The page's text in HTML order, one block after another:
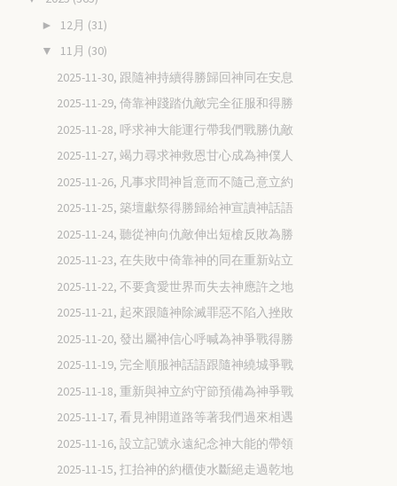
► 12月 (31)
▼ 11月 (30)
2025-11-30, 跟隨神持續得勝歸回神同在安息
2025-11-29, 倚靠神踐踏仇敵完全征服和得勝
2025-11-28, 呼求神大能運行帶我們戰勝仇敵
2025-11-27, 竭力尋求神救恩甘心成為神僕人
2025-11-26, 凡事求問神旨意而不隨己意立約
2025-11-25, 築壇獻祭得勝歸給神宣讀神話語
2025-11-24, 聽從神向仇敵伸出短槍反敗為勝
2025-11-23, 在失敗中倚靠神的同在重新站立
2025-11-22, 不要貪愛世界而失去神應許之地
2025-11-21, 起來跟隨神除滅罪惡不陷入挫敗
2025-11-20, 發出屬神信心呼喊為神爭戰得勝
2025-11-19, 完全順服神話語跟隨神繞城爭戰
2025-11-18, 重新與神立約守節預備為神爭戰
2025-11-17, 看見神開道路等著我們過來相遇
2025-11-16, 設立記號永遠紀念神大能的帶領
2025-11-15, 扛抬神的約櫃使水斷絕走過乾地